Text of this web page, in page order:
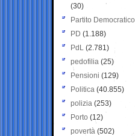
(30)
Partito Democratico
PD (1.188)
PdL (2.781)
pedofilia (25)
Pensioni (129)
Politica (40.855)
polizia (253)
Porto (12)
povertà (502)